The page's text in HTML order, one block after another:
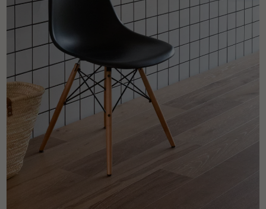
0805 82 82 82
VOUS AVEZ UN PROJET ?
Nos experts sont à votre disposition pour vous guider pas à
pas dans le choix et la pose de votre parquet.